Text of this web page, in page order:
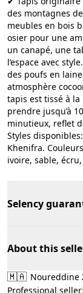
des montagnes
meubles en bois
osier pour une
un canapé, une
l’espace avec
des poufs en
atmosphère
tapis est tissé à
prendre jusqu’à
minutieux, reflet
Styles
Khenifra.
ivoire, sable,
Selency
About this
🇲🇦 Noureddine
Professional seller